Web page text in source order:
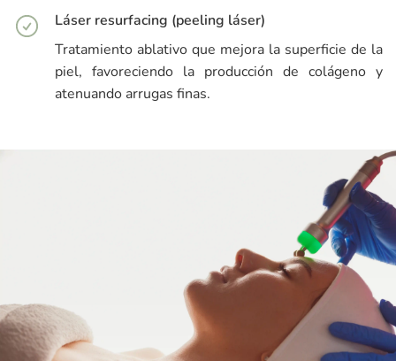
Láser resurfacing (peeling láser)
Tratamiento ablativo que mejora la superficie de la
piel, favoreciendo la producción de colágeno y
atenuando arrugas finas.